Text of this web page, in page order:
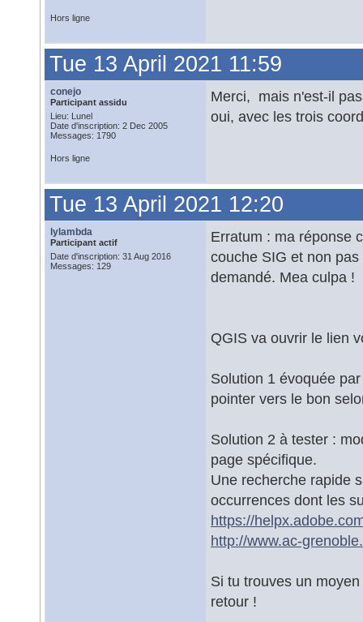
Hors ligne
Tue 13 April 2021 11:59
conejo
Participant assidu
Lieu: Lunel
Date d'inscription: 2 Dec 2005
Messages: 1790
Merci, mais n'est-il
oui, avec les trois
Hors ligne
Tue 13 April 2021 12:20
lylambda
Participant actif
Date d'inscription: 31 Aug 2016
Messages: 129
Erratum : ma réponse
couche SIG et non
demandé. Mea culpa !
QGIS va ouvrir le lien
Solution 1 évoquée
pointer vers le bon
Solution 2 à tester :
page spécifique.
Une recherche rapide
occurrences dont les
https://
http://www.ac-
Si tu trouves un
retour !